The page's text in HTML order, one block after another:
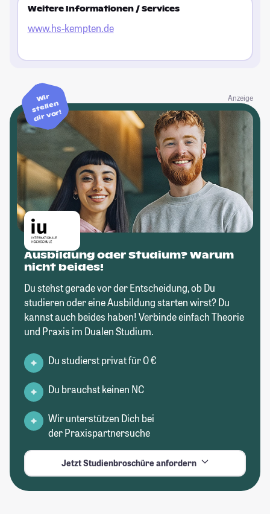
Weitere Informationen / Services
www.hs-kempten.de
Anzeige
Wir
stellen
dir vor!
Ausbildung oder Studium? Warum
nicht beides!
Du stehst gerade vor der Entscheidung, ob Du
studieren oder eine Ausbildung starten wirst? Du
kannst auch beides haben! Verbinde einfach Theorie
und Praxis im Dualen Studium.
Du studierst privat für 0 €
Du brauchst keinen NC
Wir unterstützen Dich bei
der Praxispartnersuche
Jetzt Studienbroschüre anfordern